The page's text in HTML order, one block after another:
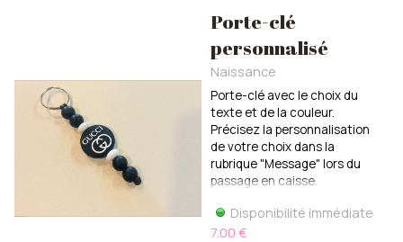
Porte-clé
personnalisé
Naissance
Porte-clé avec le choix du
texte et de la couleur.
Précisez la personnalisation
de votre choix dans la
rubrique "Message" lors du
passage en caisse.
Disponibilité immédiate
7.00 €